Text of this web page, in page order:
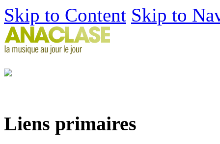
Skip to Content Skip to
Liens primaires